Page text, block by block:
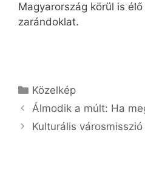
Magyarország körül is
zarándoklat.
Kategória
Közelkép
Álmodik a múlt: Ha
Kulturális városmisszió